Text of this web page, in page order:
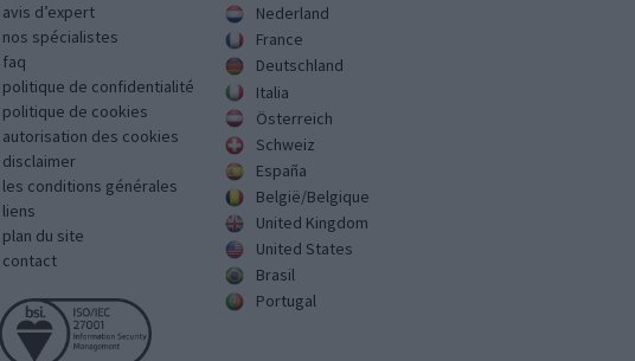
avis d’expert
nos spécialistes
faq
politique de confidentialité
politique de cookies
autorisation des cookies
disclaimer
les conditions générales
liens
plan du site
contact
Nederland
France
Deutschland
Italia
Österreich
Schweiz
España
België/Belgique
United Kingdom
United States
Brasil
Portugal